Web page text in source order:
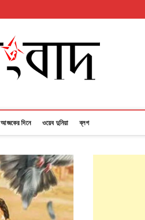
আজকের দিনে ওয়েব দুনিয়া ব্লগ